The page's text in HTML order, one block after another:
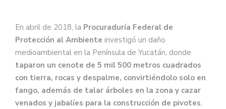
En abril de 2018, la Procuraduría Federal de
Protección al Ambiente investigó un daño
medioambiental en la Península de Yucatán, donde
taparon un cenote de 5 mil 500 metros cuadrados
con tierra, rocas y despalme, convirtiéndolo solo en
fango, además de talar árboles en la zona y cazar
venados y jabalíes para la construcción de pivotes,